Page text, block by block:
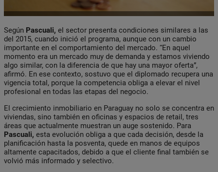
Según Pascuali, el sector presenta condiciones similares a las
del 2015, cuando inició el programa, aunque con un cambio
importante en el comportamiento del mercado. “En aquel
momento era un mercado muy de demanda y estamos viviendo
algo similar, con la diferencia de que hay una mayor oferta”,
afirmó. En ese contexto, sostuvo que el diplomado recupera una
vigencia total, porque la competencia obliga a elevar el nivel
profesional en todas las etapas del negocio.
El crecimiento inmobiliario en Paraguay no solo se concentra en
viviendas, sino también en oficinas y espacios de retail, tres
áreas que actualmente muestran un auge sostenido. Para
Pascuali, esta evolución obliga a que cada decisión, desde la
planificación hasta la posventa, quede en manos de equipos
altamente capacitados, debido a que el cliente final también se
volvió más informado y selectivo.